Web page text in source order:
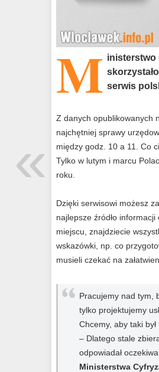
M inisterstwo
serwis
Z danych opublikowanych
najchętniej sprawy
między godz. 10 a 11. Co
Tylko w lutym i marcu
roku.
Dzięki serwisowi możesz
najlepsze źródło
miejscu, znajdziecie
wskazówki, np. co
musieli czekać na
Pracujemy nad tym,
tylko projektujemy
Chcemy, aby taki
– Dlatego stale
odpowiadał
Ministerstwa
«